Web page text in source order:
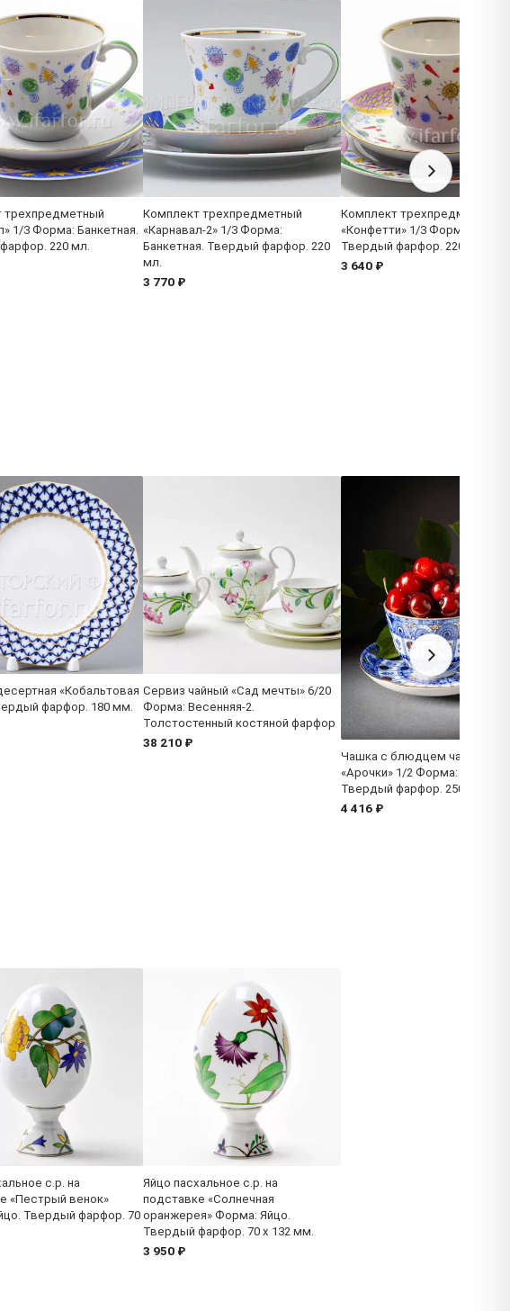
трехпредметный
1/3 Форма: Банкетная.
220 мл.
Комплект трехпредметный
«Карнавал-2» 1/3 Форма:
Банкетная. Твердый фарфор. 220
мл.
3 770 ₽
Комплект трехпредметный
«Конфетти» 1/3 Форма:
Твердый фарфор. 220 мл.
3 640 ₽
«Кобальтовая
фарфор. 180 мм.
Сервиз чайный «Сад мечты» 6/20
Форма: Весенняя-2.
Толстостенный костяной фарфор
38 210 ₽
Чашка с блюдцем чайная
«Арочки» 1/2 Форма:
Твердый фарфор. 250 мл.
4 416 ₽
с.р. на
«Пестрый венок»
Твердый фарфор. 70
Яйцо пасхальное с.р. на
подставке «Солнечная
оранжерея» Форма: Яйцо.
Твердый фарфор. 70 x 132 мм.
3 950 ₽